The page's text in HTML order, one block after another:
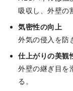
吸収し、外壁の
気密性の向上
外気の侵入を防
仕上がりの美観
外壁の継ぎ目を
る。